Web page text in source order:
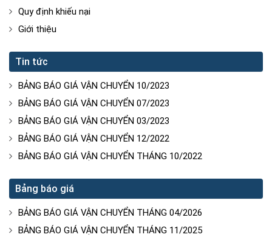
Quy định khiếu nại
Giới thiệu
Tin tức
BẢNG BÁO GIÁ VẬN CHUYỂN 10/2023
BẢNG BÁO GIÁ VẬN CHUYỂN 07/2023
BẢNG BÁO GIÁ VẬN CHUYỂN 03/2023
BẢNG BÁO GIÁ VẬN CHUYỂN 12/2022
BẢNG BÁO GIÁ VẬN CHUYỂN THÁNG 10/2022
Bảng báo giá
BẢNG BÁO GIÁ VẬN CHUYỂN THÁNG 04/2026
BẢNG BÁO GIÁ VẬN CHUYỂN THÁNG 11/2025